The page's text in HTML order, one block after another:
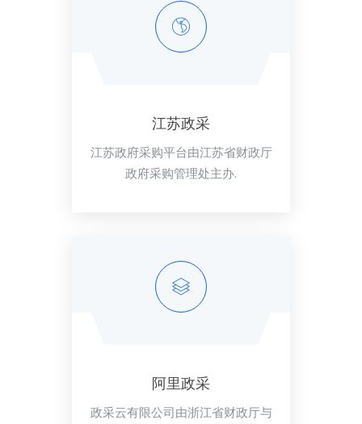
江苏政采
江苏政府采购平台由江苏省财政厅
政府采购管理处主办.
阿里政采
政采云有限公司由浙江省财政厅与